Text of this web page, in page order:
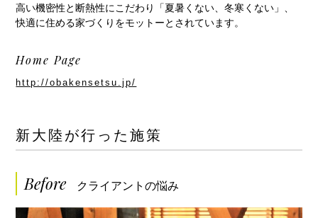
高い機密性と断熱性にこだわり「夏暑くない、冬寒くない」、
快適に住める家づくりをモットーとされています。
Home Page
http://obakensetsu.jp/
新大陸が行った施策
Before クライアントの悩み